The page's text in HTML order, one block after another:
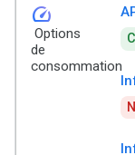
speed
Options
de
consommation